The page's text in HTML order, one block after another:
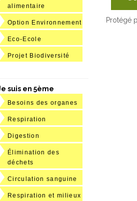
Protégé
alimentaire
Option Environnement
Eco-Ecole
Projet Biodiversité
suis en 5ème
Besoins des organes
Respiration
Digestion
Élimination des
déchets
Circulation sanguine
Respiration et milieux